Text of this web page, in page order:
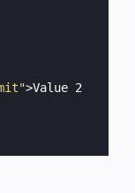
>Value 2